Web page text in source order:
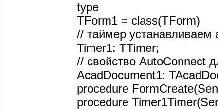
type
TForm1 = class(TForm)
// таймер устанавливаем
Timer1: TTimer;
// свойство AutoConnect
AcadDocument1:
procedure
procedure